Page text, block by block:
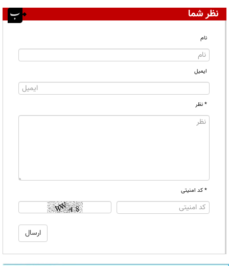
نظر شما
نام
ایمیل
* نظر
* کد امنیتی